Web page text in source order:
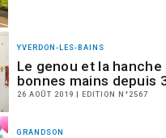
YVERDON-LES-BAINS
Le genou et la hanche
bonnes mains depuis
26 AOÛT 2019 | EDITION N°2567
GRANDSON